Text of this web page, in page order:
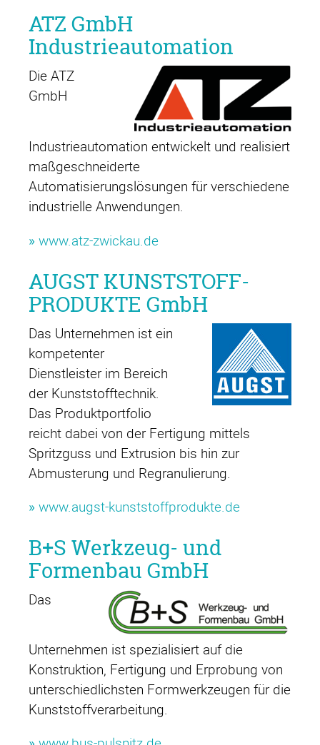
ATZ GmbH
Industrieautomation
Die ATZ
GmbH
Industrieautomation entwickelt und realisiert
maßgeschneiderte
Automatisierungslösungen für verschiedene
industrielle Anwendungen.
» www.atz-zwickau.de
AUGST KUNSTSTOFF-
PRODUKTE GmbH
Das Unternehmen ist ein
kompetenter
Dienstleister im Bereich
der Kunststofftechnik.
Das Produktportfolio
reicht dabei von der Fertigung mittels
Spritzguss und Extrusion bis hin zur
Abmusterung und Regranulierung.
» www.augst-kunststoffprodukte.de
B+S Werkzeug- und
Formenbau GmbH
Das
Unternehmen ist spezialisiert auf die
Konstruktion, Fertigung und Erprobung von
unterschiedlichsten Formwerkzeugen für die
Kunststoffverarbeitung.